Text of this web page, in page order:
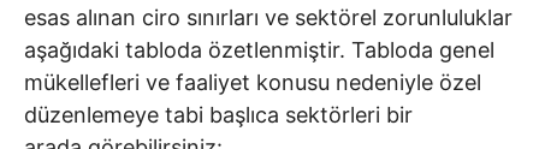
esas alınan ciro sınırları ve sektörel zorunluluklar
aşağıdaki tabloda özetlenmiştir. Tabloda genel
mükellefleri ve faaliyet konusu nedeniyle özel
düzenlemeye tabi başlıca sektörleri bir